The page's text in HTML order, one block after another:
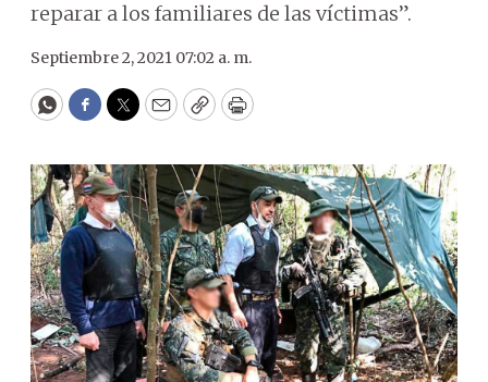
reparar a los familiares de las víctimas”.
Septiembre 2, 2021 07:02 a. m.
WhatsApp
Facebook
Twitter
EmailCopyPrint